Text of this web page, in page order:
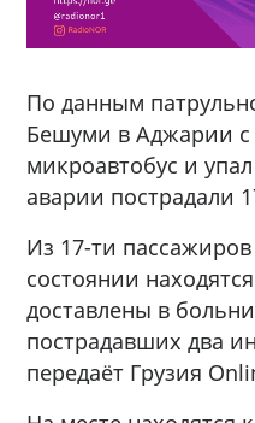
По данным
Бешуми в Аджарии с
микроавтобус и
аварии пострадали
Из 17-ти
состоянии
доставлены в
пострадавших два
передаёт Грузия